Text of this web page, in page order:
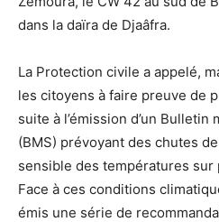
dans la daïra de Djaâfra.
La Protection civile a appelé,
les citoyens à faire preuve de
suite à l’émission d’un
(BMS) prévoyant des chutes
sensible des températures
Face à ces conditions
émis une série de